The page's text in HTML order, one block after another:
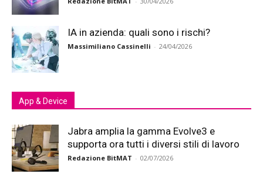
IA in azienda: quali sono i rischi?
Massimiliano Cassinelli - 24/04/2026
App & Device
Jabra amplia la gamma Evolve3 e
supporta ora tutti i diversi stili di lavoro
Redazione BitMAT - 02/07/2026